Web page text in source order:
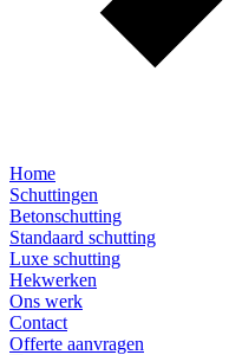
Home
Schuttingen
Betonschutting
Standaard schutting
Luxe schutting
Hekwerken
Ons werk
Contact
Offerte aanvragen